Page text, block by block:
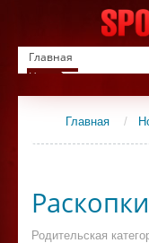
Главная
Новинки
Список фильмов
СериалыГлавная /
Родительская